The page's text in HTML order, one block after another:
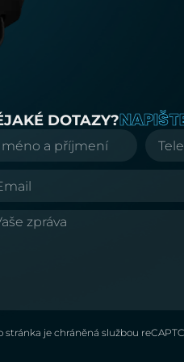
DOTAZY?
stránka je chráněná službou